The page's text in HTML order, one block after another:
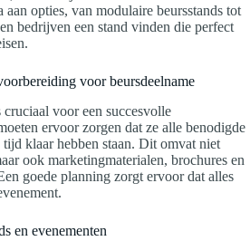
aan opties, van modulaire beursstands tot
bedrijven een stand vinden die perfect
voor beursdeelname
voor een succesvolle
ervoor zorgen dat ze alle benodigde
klaar hebben staan. Dit omvat niet
ook marketingmaterialen, brochures en
goede planning zorgt ervoor dat alles
en evenementen